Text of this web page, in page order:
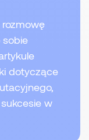
sobie
dotyczące
w